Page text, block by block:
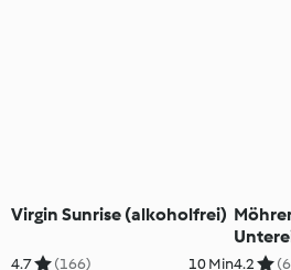
Virgin Sunrise (alkoholfrei)
4.7 (166) 10 Min4.2